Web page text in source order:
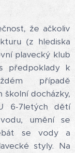
že ačkoliv
(z hlediska
plavecký klub
předpoklady k
případě
školní docházky,
6-7letých dětí
umění se
se vody a
styly. Na